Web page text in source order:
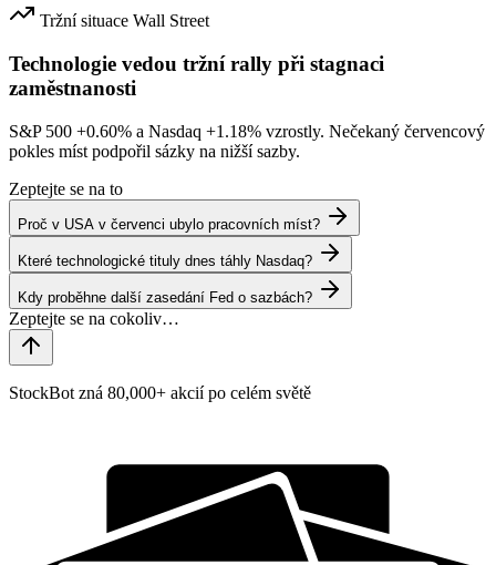
Tržní situace Wall Street
Technologie vedou tržní rally při stagnaci
zaměstnanosti
S&P 500 +0.60% a Nasdaq +1.18% vzrostly. Nečekaný červencový
pokles míst podpořil sázky na nižší sazby.
Zeptejte se na to
Proč v USA v červenci ubylo pracovních míst?
Které technologické tituly dnes táhly Nasdaq?
Kdy proběhne další zasedání Fed o sazbách?
StockBot zná 80,000+ akcií po celém světě